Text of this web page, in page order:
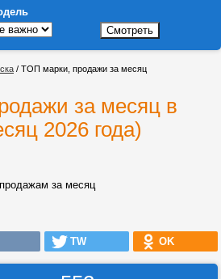
/ ТОП марки, продажи за месяц
за месяц в
2026 года)
за месяц
TW OK